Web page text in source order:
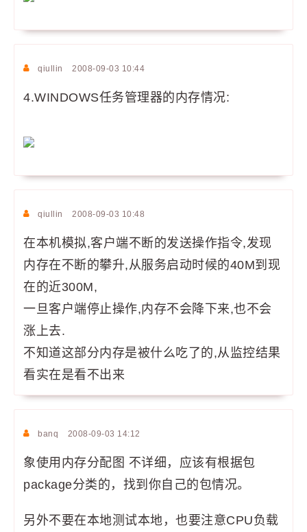
qiullin 2008-09-03 10:44
4.WINDOWS任务管理器的内存情况:
qiullin 2008-09-03 10:48
在本机模拟,客户端不断的发送操作指令,发现
内存在不断的攀升,从服务启动时候的40M到现
在的近300M,
一旦客户端停止操作,内存不会降下来,也不会
涨上去.
不知道这部分内存是被什么吃了的,从监控结果
看实在是看不出来
banq 2008-09-03 14:12
象使用内存分配图 不详细，应该有根据包
package分类的，找到你自己的包情况。
另外不要在本地测试本地，也要注意CPU负载